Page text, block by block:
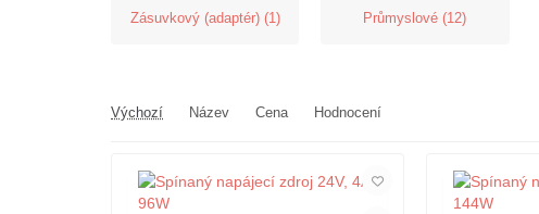
Zásuvkový (adaptér) (1) Průmyslové (12)
Výchozí Název Cena Hodnocení